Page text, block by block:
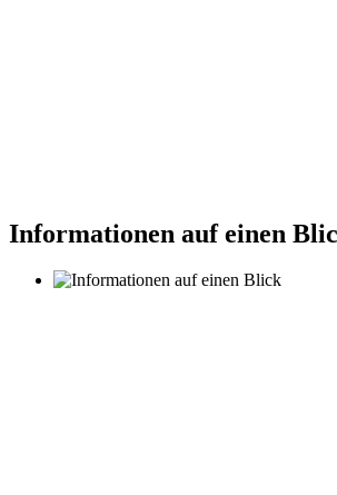
Informationen auf einen